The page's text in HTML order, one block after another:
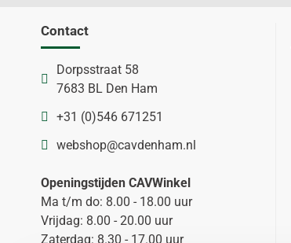
Contact
Dorpsstraat 58
7683 BL Den Ham
+31 (0)546 671251
webshop@cavdenham.nl
Openingstijden CAVWinkel
Ma t/m do: 8.00 - 18.00 uur
Vrijdag: 8.00 - 20.00 uur
Zaterdag: 8.30 - 17.00 uur